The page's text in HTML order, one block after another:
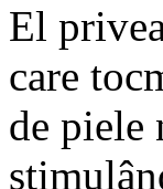
El
care
de piele